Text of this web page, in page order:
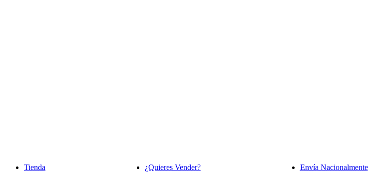
Tienda ¿Quieres Vender? Envía Nacionalmente